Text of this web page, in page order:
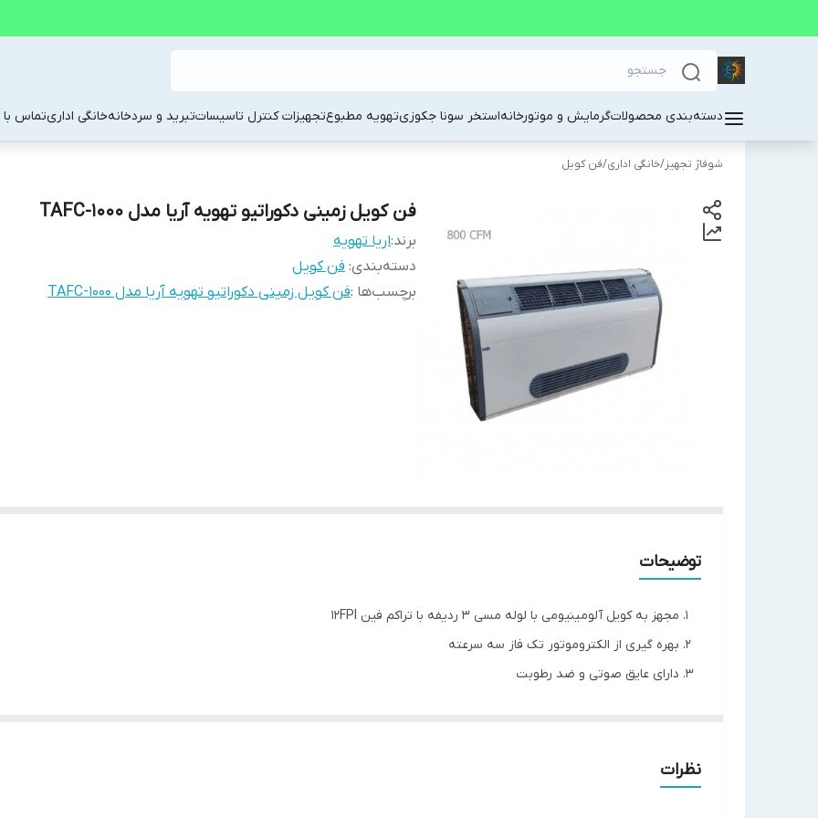
دسته‌بندی محصولاتگرمایش و موتورخانهاستخر سونا جکوزیتهویه مطبوعتجهیزات کنترل تاسیساتتبرید و سردخانهخانگی اداریتماس با
شوفاژ تجهیز/خانگی اداری/فن کویل
فن کویل زمینی دکوراتیو تهویه آریا مدل TAFC-1000
برند:اریا تهویه
دسته‌بندی: فن کویل
برچسب‌ها :فن کویل زمینی دکوراتیو تهویه آریا مدل TAFC-1000
توضیحات
مجهز به کویل آلومینیومی با لوله مسی 3 ردیفه با تراکم فین 12FPI
بهره گیری از الکتروموتور تک فاز سه سرعته
دارای عایق صوتی و ضد رطوبت
مدل دستگاه
نظرات